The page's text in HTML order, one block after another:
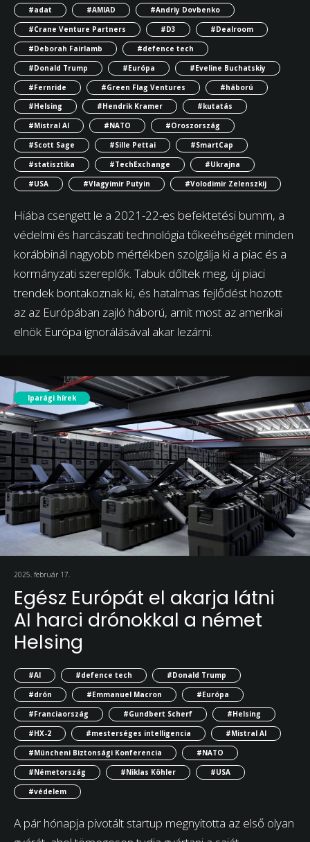
#adat #AMIAD
#Andriy Dovbenko
#Crane Venture Partners
#D3
#Dealroom
#Deborah Fairlamb
#defence tech
#Donald Trump
#Európa
#Eveline Buchatskiy
#Fernride
#Green Flag Ventures
#háború
#Helsing
#Hendrik Kramer
#kutatás
#Mistral AI
#NATO
#Oroszország
#Scott Sage
#Sille Pettai
#SmartCap
#statisztika
#TechExchange
#Ukrajna
#USA
#Vlagyimir Putyin #Volodimir Zelenszkij
Hiába csengett le a 2021-22-es befektetési bumm, a
védelmi és harcászati technológia tőkeéhségét minden
korábbinál nagyobb mértékben szolgálja ki a piac és a
kormányzati szereplők. Tabuk dőltek meg, új piaci
trendek bontakoznak ki, és hatalmas fejlődést hozott
az az Európában zajló háború, amit most az amerikai
elnök Európa ignorálásával akar lezárni.
Iparági hírek
2025. február 17.
Egész Európát el akarja látni
AI harci drónokkal a német
Helsing
#AI #defence tech
#Donald Trump
#drón
#Emmanuel Macron
#Európa
#Franciaország
#Gundbert Scherf
#Helsing
#HX-2
#mesterséges intelligencia
#Mistral AI
#Müncheni Biztonsági Konferencia
#NATO
#Németország
#Niklas Köhler
#USA
#védelem
A pár hónapja pivotált startup megnyitotta az első olyan